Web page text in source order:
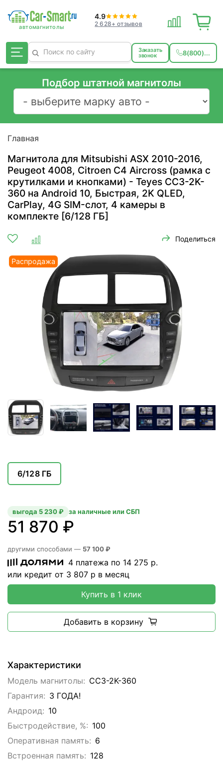
4.9
2 628+ отзывов
Заказать
звонок 8(800)...
Подбор штатной магнитолы
Главная
Магнитола для Mitsubishi ASX 2010-2016,
Peugeot 4008, Citroen C4 Aircross (рамка с
крутилками и кнопками) - Teyes CC3-2K-
360 на Android 10, Быстрая, 2K QLED,
CarPlay, 4G SIM-слот, 4 камеры в
комплекте [6/128 ГБ]
Поделиться
Распродажа
Характеристики
Модель магнитолы: CC3-2K-360
Гарантия: 3 ГОДА!
Андроид: 10
Быстродействие, %: 100
Оперативная память: 6
Встроенная память: 128
6/128 ГБ
51 870 ₽
выгода 5 230 ₽ за наличные или СБП
другими способами — 57 100 ₽
4 платежа по 14 275 р.
или кредит от 3 807 р в месяц
Купить в 1 клик
Добавить в корзину